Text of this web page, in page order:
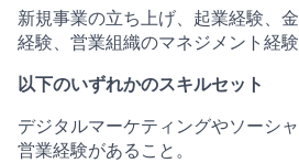
新規事業の立ち上げ、起業経験、
経験、営業組織のマネジメント経験
以下のいずれかのスキルセット
デジタルマーケティングやソーシ
営業経験があること。